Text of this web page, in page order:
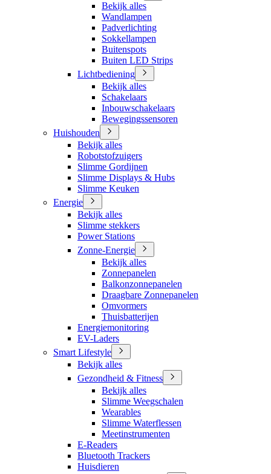
Bekijk alles
Wandlampen
Padverlichting
Sokkellampen
Buitenspots
Buiten LED Strips
Lichtbediening
Bekijk alles
Schakelaars
Inbouwschakelaars
Bewegingssensoren
Huishouden
Bekijk alles
Robotstofzuigers
Slimme Gordijnen
Slimme Displays & Hubs
Slimme Keuken
Energie
Bekijk alles
Slimme stekkers
Power Stations
Zonne-Energie
Bekijk alles
Zonnepanelen
Balkonzonnepanelen
Draagbare Zonnepanelen
Omvormers
Thuisbatterijen
Energiemonitoring
EV-Laders
Smart Lifestyle
Bekijk alles
Gezondheid & Fitness
Bekijk alles
Slimme Weegschalen
Wearables
Slimme Waterflessen
Meetinstrumenten
E-Readers
Bluetooth Trackers
Huisdieren